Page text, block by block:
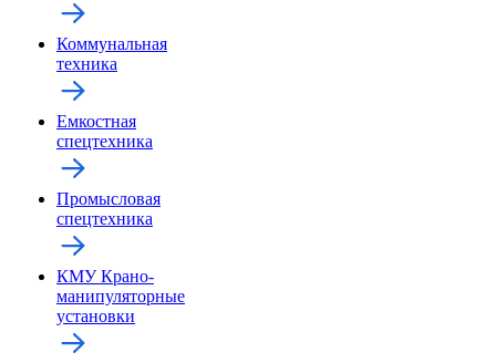
Коммунальная
техника
Емкостная
спецтехника
Промысловая
спецтехника
КМУ Крано-
манипуляторные
установки